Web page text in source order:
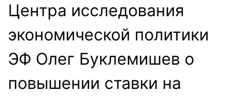
Центра исследования
экономической политики
ЭФ Олег Буклемишев о
повышении ставки на